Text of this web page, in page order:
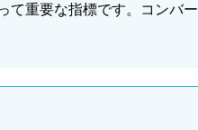
て重要な指標です。コンバー